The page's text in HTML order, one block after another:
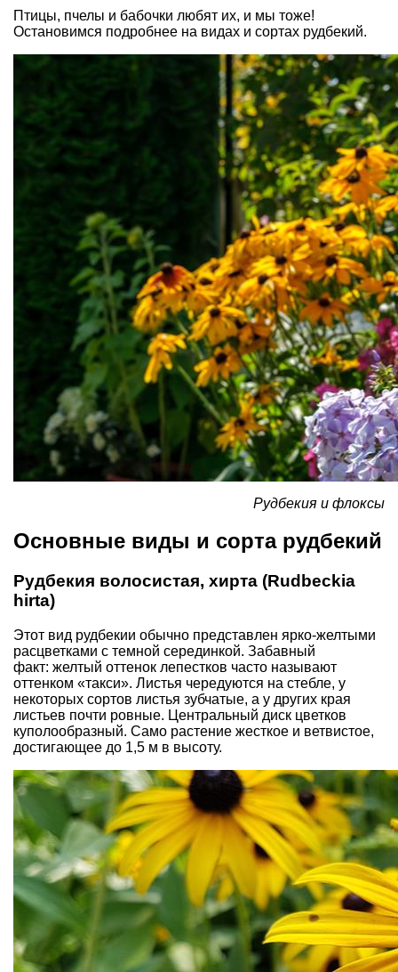
Птицы, пчелы и бабочки любят их, и мы тоже!
Остановимся подробнее на видах и сортах рудбекий.
Рудбекия и флоксы
Основные виды и сорта рудбекий
Рудбекия волосистая, хирта (Rudbeckia
hirta)
Этот вид рудбекии обычно представлен ярко-желтыми
расцветками с темной серединкой. Забавный
факт: желтый оттенок лепестков часто называют
оттенком «такси». Листья чередуются на стебле, у
некоторых сортов листья зубчатые, а у других края
листьев почти ровные. Центральный диск цветков
куполообразный. Само растение жесткое и ветвистое,
достигающее до 1,5 м в высоту.